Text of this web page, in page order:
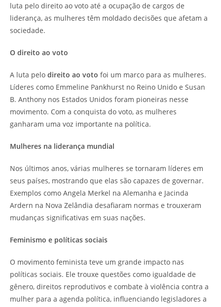
luta pelo direito ao voto até a ocupação de cargos de
liderança, as mulheres têm moldado decisões que afetam a
sociedade.
O direito ao voto
A luta pelo direito ao voto foi um marco para as mulheres.
Líderes como Emmeline Pankhurst no Reino Unido e Susan
B. Anthony nos Estados Unidos foram pioneiras nesse
movimento. Com a conquista do voto, as mulheres
ganharam uma voz importante na política.
Mulheres na liderança mundial
Nos últimos anos, várias mulheres se tornaram líderes em
seus países, mostrando que elas são capazes de governar.
Exemplos como Angela Merkel na Alemanha e Jacinda
Ardern na Nova Zelândia desafiaram normas e trouxeram
mudanças significativas em suas nações.
Feminismo e políticas sociais
O movimento feminista teve um grande impacto nas
políticas sociais. Ele trouxe questões como igualdade de
gênero, direitos reprodutivos e combate à violência contra a
mulher para a agenda política, influenciando legisladores a